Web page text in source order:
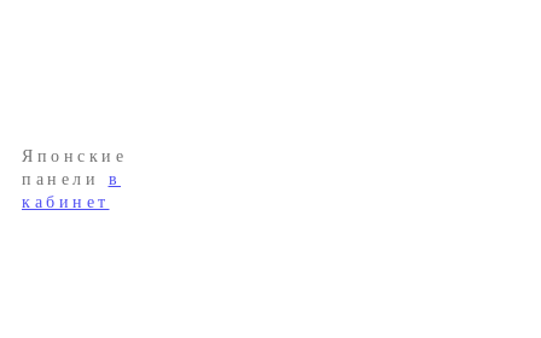
Японские
панели в
кабинет